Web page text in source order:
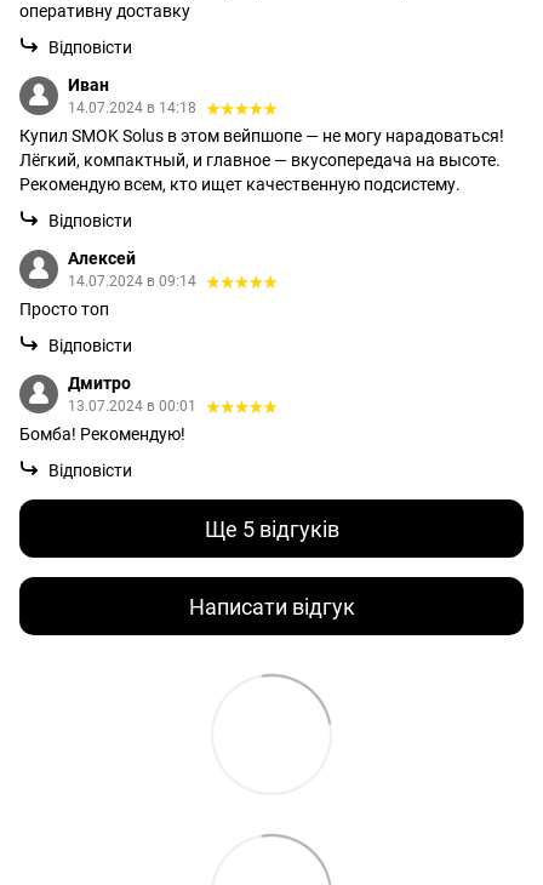
оперативну доставку
Відповісти
Иван
14.07.2024 в 14:18
Купил SMOK Solus в этом вейпшопе — не могу нарадоваться!
Лёгкий, компактный, и главное — вкусопередача на высоте.
Рекомендую всем, кто ищет качественную подсистему.
Відповісти
Алексей
14.07.2024 в 09:14
Просто топ
Відповісти
Дмитро
13.07.2024 в 00:01
Бомба! Рекомендую!
Відповісти
Ще 5 відгуків
Написати відгук